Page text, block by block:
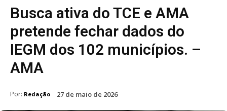
Busca ativa do TCE e AMA
pretende fechar dados do
IEGM dos 102 municípios. –
AMA
Por: Redação 27 de maio de 2026